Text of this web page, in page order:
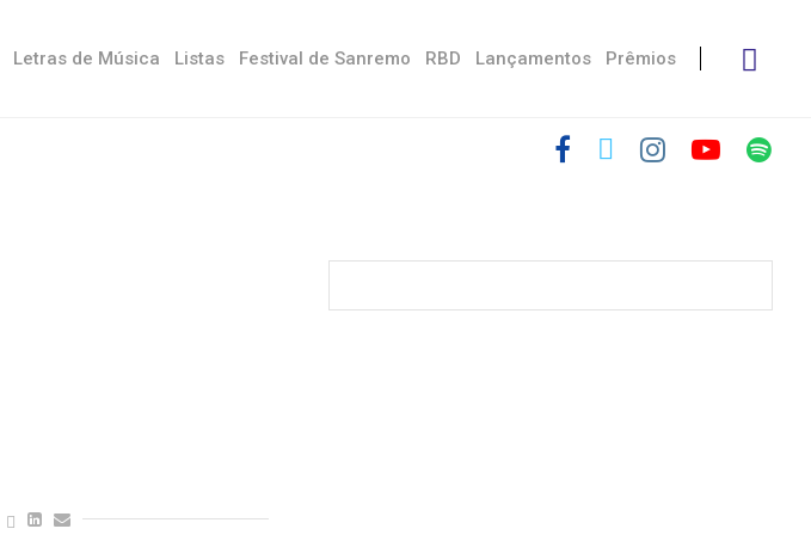
Letras de Música Listas Festival de Sanremo RBD Lançamentos Prêmios